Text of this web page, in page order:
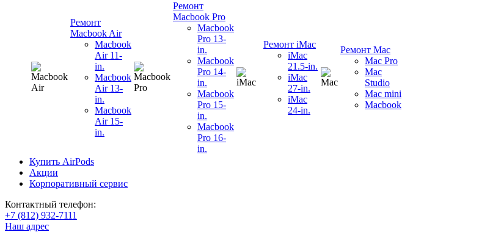
Ремонт
Macbook Air
Macbook
Air 11-
in.
Macbook
Air 13-
in.
Macbook
Air 15-
in.
Ремонт
Macbook Pro
Macbook
Pro 13-
in.
Macbook
Pro 14-
in.
Macbook
Pro 15-
in.
Macbook
Pro 16-
in.
Ремонт iMac
iMac
21.5-in.
iMac
27-in.
iMac
24-in.
Ремонт Mac
Mac Pro
Mac
Studio
Mac mini
Macbook
Купить AirPods
Акции
Корпоративный сервис
Контактный телефон:
+7 (812) 932-7111
Наш адрес